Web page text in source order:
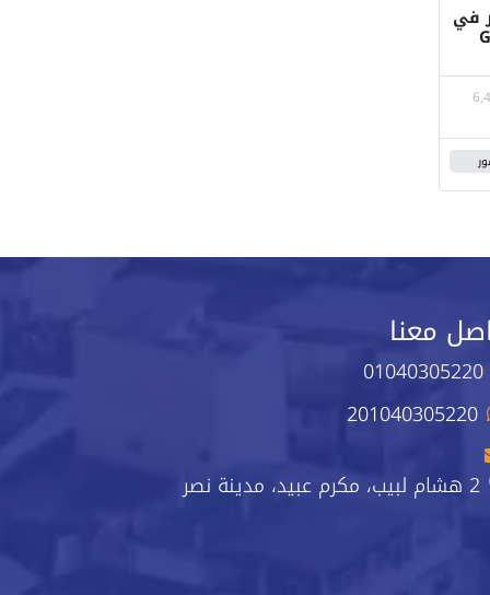
بحر في
قرية جي باي العين السخنة G
معنا
01040305220
201040305220
2 هشام لبيب، مكرم عبيد، مدينة نصر